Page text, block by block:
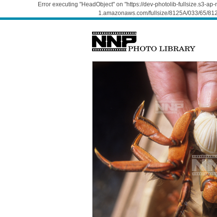
Error executing "HeadObject" on "https://dev-photolib-fullsize.s3-
1.amazonaws.com/fullsize/8125A/033/65/